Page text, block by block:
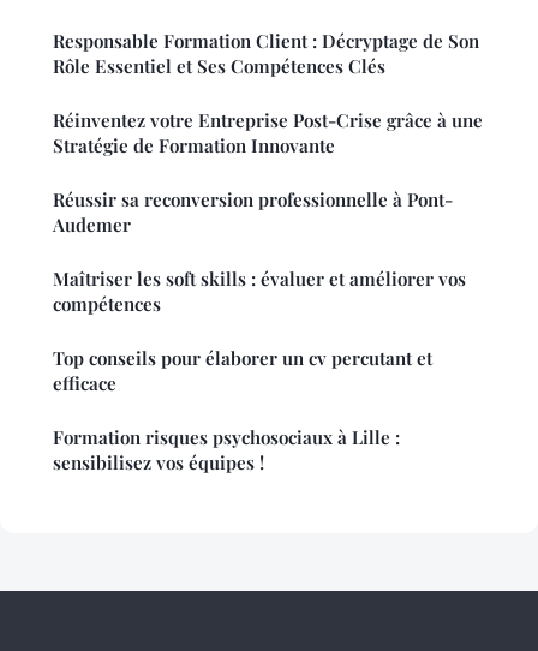
Responsable Formation Client : Décryptage de Son
Rôle Essentiel et Ses Compétences Clés
Réinventez votre Entreprise Post-Crise grâce à une
Stratégie de Formation Innovante
Réussir sa reconversion professionnelle à Pont-
Audemer
Maîtriser les soft skills : évaluer et améliorer vos
compétences
Top conseils pour élaborer un cv percutant et
efficace
Formation risques psychosociaux à Lille :
sensibilisez vos équipes !